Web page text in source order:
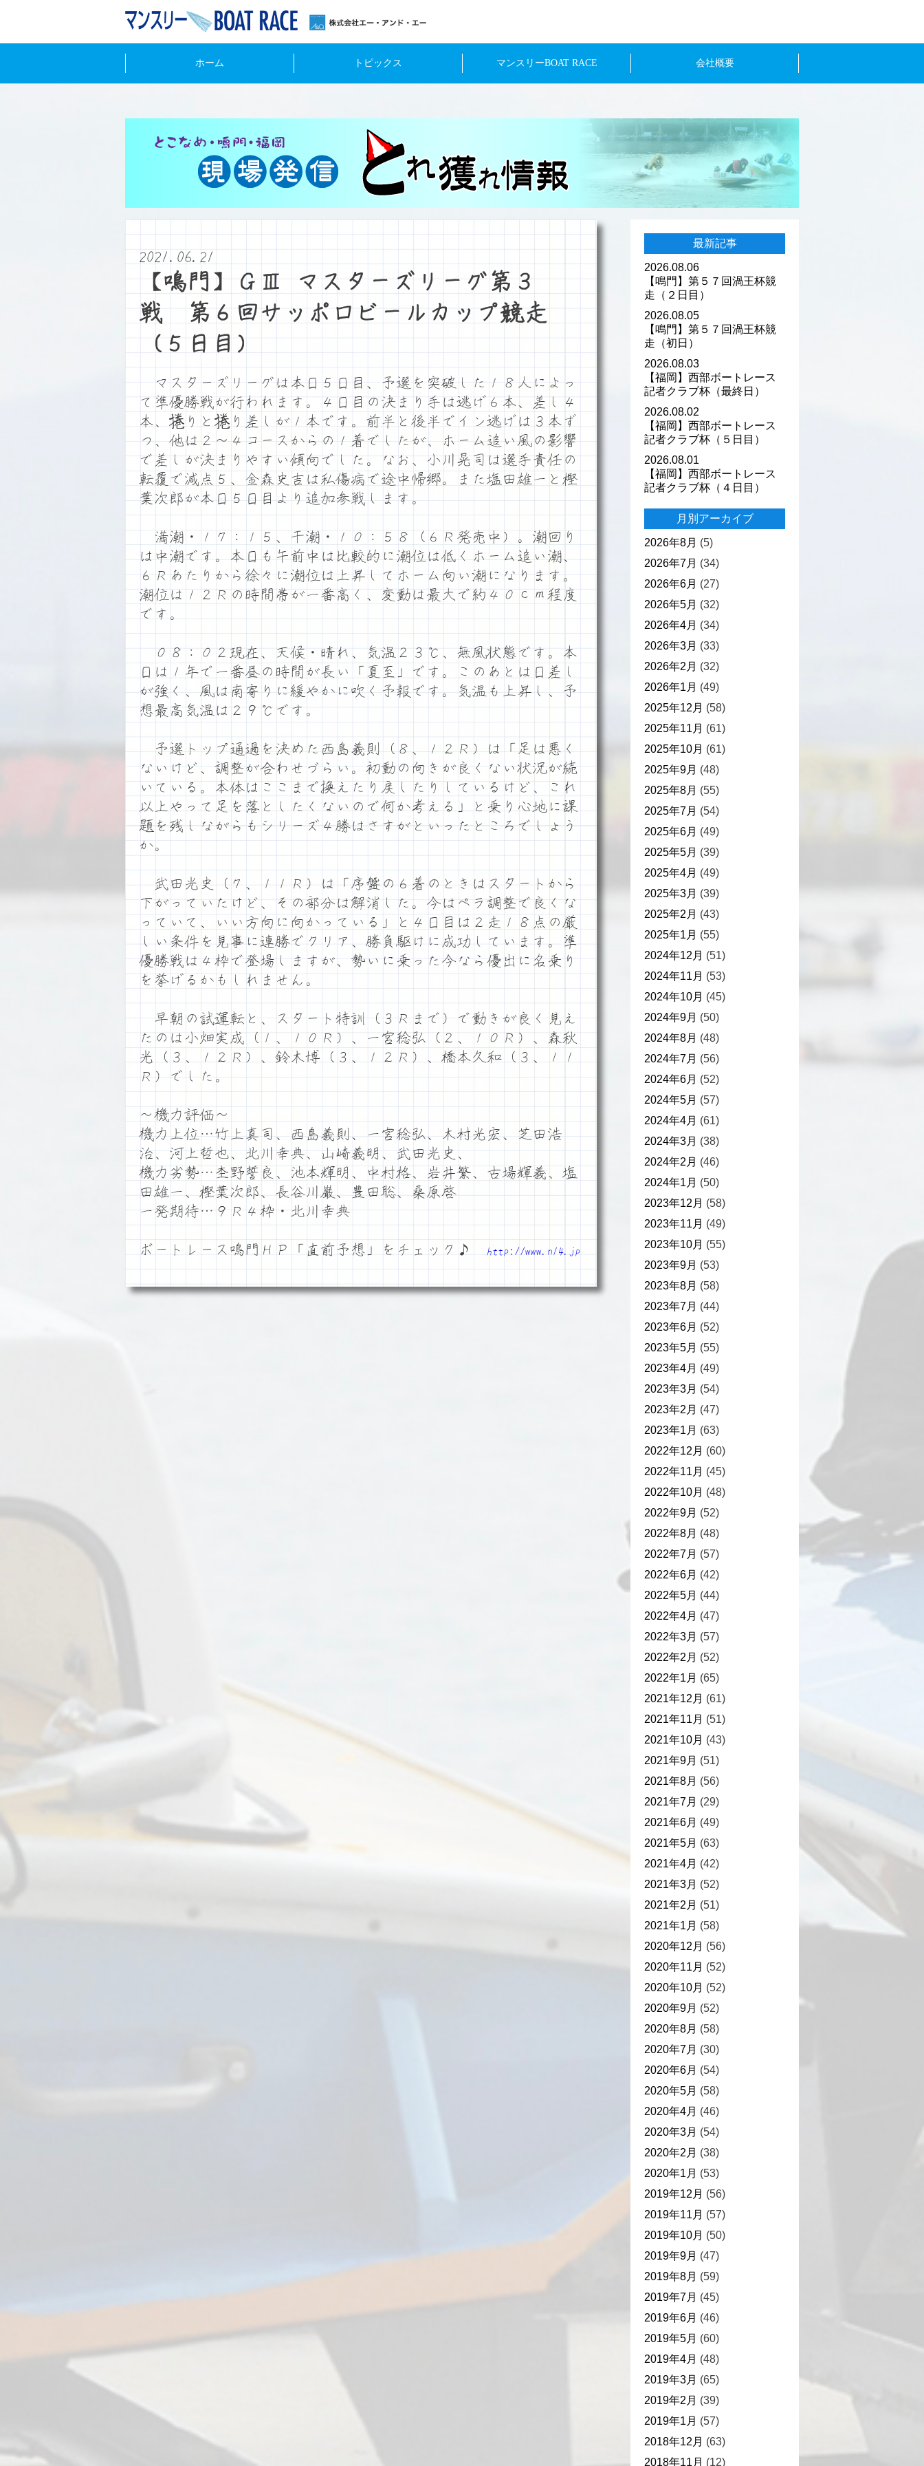
ホーム トピックス マンスリーBOAT RACE 会社概要
2021.06.21
【鳴門】ＧⅢ マスターズリーグ第３
戦 第６回サッポロビールカップ競走
（５日目）
マスターズリーグは本日５日目、予選を突破した１８人によっ
て準優勝戦が行われます。４日目の決まり手は逃げ６本、差し４
本、捲りと捲り差しが１本です。前半と後半でイン逃げは３本ず
つ、他は２～４コースからの１着でしたが、ホーム追い風の影響
で差しが決まりやすい傾向でした。なお、小川晃司は選手責任の
転覆で減点５、金森史吉は私傷病で途中帰郷。また塩田雄一と樫
葉次郎が本日５日目より追加参戦します。
満潮・１７：１５、干潮・１０：５８（６Ｒ発売中）。潮回り
は中潮です。本日も午前中は比較的に潮位は低くホーム追い潮、
６Ｒあたりから徐々に潮位は上昇してホーム向い潮になります。
潮位は１２Ｒの時間帯が一番高く、変動は最大で約４０ｃｍ程度
です。
０８：０２現在、天候・晴れ、気温２３℃、無風状態です。本
日は１年で一番昼の時間が長い「夏至」です。このあとは日差し
が強く、風は南寄りに緩やかに吹く予報です。気温も上昇し、予
想最高気温は２９℃です。
予選トップ通過を決めた西島義則（８、１２Ｒ）は「足は悪く
ないけど、調整が合わせづらい。初動の向きが良くない状況が続
いている。本体はここまで換えたり戻したりしているけど、これ
以上やって足を落としたくないので何か考える」と乗り心地に課
題を残しながらもシリーズ４勝はさすがといったところでしょう
か。
武田光史（７、１１Ｒ）は「序盤の６着のときはスタートから
下がっていたけど、その部分は解消した。今はペラ調整で良くな
っていて、いい方向に向かっている」と４日目は２走１８点の厳
しい条件を見事に連勝でクリア、勝負駆けに成功しています。準
優勝戦は４枠で登場しますが、勢いに乗った今なら優出に名乗り
を挙げるかもしれません。
早朝の試運転と、スタート特訓（３Ｒまで）で動きが良く見え
たのは小畑実成（１、１０Ｒ）、一宮稔弘（２、１０Ｒ）、森秋
光（３、１２Ｒ）、鈴木博（３、１２Ｒ）、橋本久和（３、１１
Ｒ）でした。
～機力評価～
機力上位…竹上真司、西島義則、一宮稔弘、木村光宏、芝田浩
治、河上哲也、北川幸典、山崎義明、武田光史、
機力劣勢…杢野誓良、池本輝明、中村格、岩井繁、古場輝義、塩
田雄一、樫葉次郎、長谷川巌、豊田聡、桑原啓
一発期待…９Ｒ４枠・北川幸典
ボートレース鳴門ＨＰ「直前予想」をチェック♪ http://www.n14.jp
最新記事
2026.08.06
【鳴門】第５７回渦王杯競
走（２日目）
2026.08.05
【鳴門】第５７回渦王杯競
走（初日）
2026.08.03
【福岡】西部ボートレース
記者クラブ杯（最終日）
2026.08.02
【福岡】西部ボートレース
記者クラブ杯（５日目）
2026.08.01
【福岡】西部ボートレース
記者クラブ杯（４日目）
月別アーカイブ
2026年8月 (5)
2026年7月 (34)
2026年6月 (27)
2026年5月 (32)
2026年4月 (34)
2026年3月 (33)
2026年2月 (32)
2026年1月 (49)
2025年12月 (58)
2025年11月 (61)
2025年10月 (61)
2025年9月 (48)
2025年8月 (55)
2025年7月 (54)
2025年6月 (49)
2025年5月 (39)
2025年4月 (49)
2025年3月 (39)
2025年2月 (43)
2025年1月 (55)
2024年12月 (51)
2024年11月 (53)
2024年10月 (45)
2024年9月 (50)
2024年8月 (48)
2024年7月 (56)
2024年6月 (52)
2024年5月 (57)
2024年4月 (61)
2024年3月 (38)
2024年2月 (46)
2024年1月 (50)
2023年12月 (58)
2023年11月 (49)
2023年10月 (55)
2023年9月 (53)
2023年8月 (58)
2023年7月 (44)
2023年6月 (52)
2023年5月 (55)
2023年4月 (49)
2023年3月 (54)
2023年2月 (47)
2023年1月 (63)
2022年12月 (60)
2022年11月 (45)
2022年10月 (48)
2022年9月 (52)
2022年8月 (48)
2022年7月 (57)
2022年6月 (42)
2022年5月 (44)
2022年4月 (47)
2022年3月 (57)
2022年2月 (52)
2022年1月 (65)
2021年12月 (61)
2021年11月 (51)
2021年10月 (43)
2021年9月 (51)
2021年8月 (56)
2021年7月 (29)
2021年6月 (49)
2021年5月 (63)
2021年4月 (42)
2021年3月 (52)
2021年2月 (51)
2021年1月 (58)
2020年12月 (56)
2020年11月 (52)
2020年10月 (52)
2020年9月 (52)
2020年8月 (58)
2020年7月 (30)
2020年6月 (54)
2020年5月 (58)
2020年4月 (46)
2020年3月 (54)
2020年2月 (38)
2020年1月 (53)
2019年12月 (56)
2019年11月 (57)
2019年10月 (50)
2019年9月 (47)
2019年8月 (59)
2019年7月 (45)
2019年6月 (46)
2019年5月 (60)
2019年4月 (48)
2019年3月 (65)
2019年2月 (39)
2019年1月 (57)
2018年12月 (63)
2018年11月 (12)